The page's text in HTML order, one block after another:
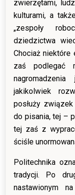
zwierzętami,
kulturami, a
„zespoły
dziedzictwa
Chociaż niektóre
zaś podlegać
jakikolwiek
posłuży
do pisania, tej –
tej zaś z
ściśle
Politechnika
tradycji. Po
nastawionym na